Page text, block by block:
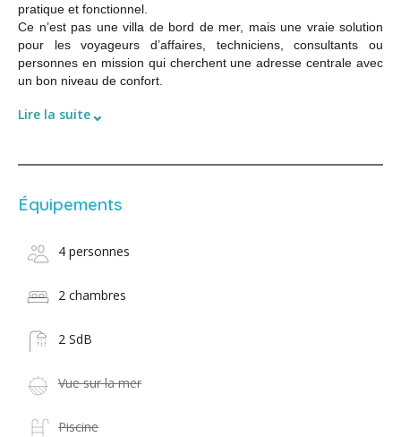
pratique et fonctionnel.
Ce n’est pas une villa de bord de mer, mais une vraie solution
pour les voyageurs d’affaires, techniciens, consultants ou
personnes en mission qui cherchent une adresse centrale avec
un bon niveau de confort.
Lire la suite⌄
Équipements
4 personnes
2 chambres
2 SdB
Vue sur la mer
Piscine